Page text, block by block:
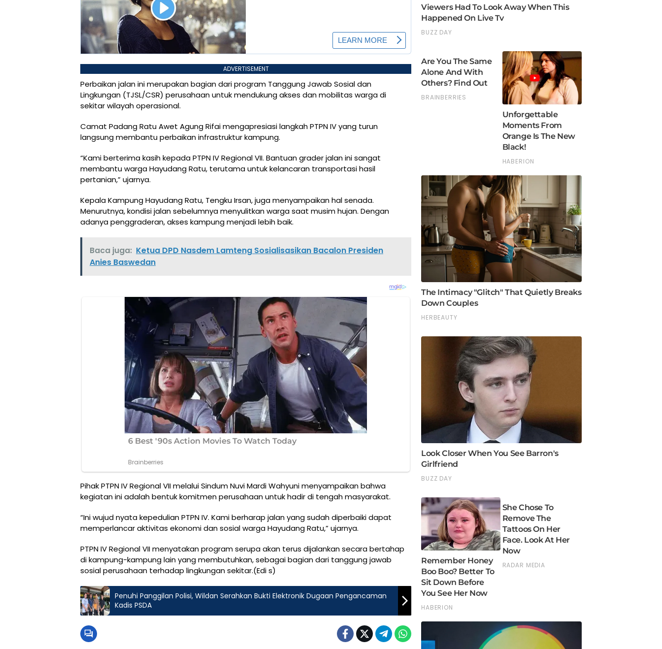
ADVERTISEMENT
Perbaikan jalan ini merupakan bagian dari program Tanggung Jawab Sosial dan
Lingkungan (TJSL/CSR) perusahaan untuk mendukung akses dan mobilitas warga di
sekitar wilayah operasional.
Camat Padang Ratu Awet Agung Rifai mengapresiasi langkah PTPN IV yang turun
langsung membantu perbaikan infrastruktur kampung.
“Kami berterima kasih kepada PTPN IV Regional VII. Bantuan grader jalan ini sangat
membantu warga Hayudang Ratu, terutama untuk kelancaran transportasi hasil
pertanian,” ujarnya.
Kepala Kampung Hayudang Ratu, Tengku Irsan, juga menyampaikan hal senada.
Menurutnya, kondisi jalan sebelumnya menyulitkan warga saat musim hujan. Dengan
adanya penggraderan, akses kampung menjadi lebih baik.
Baca juga: Ketua DPD Nasdem Lamteng Sosialisasikan Bacalon Presiden
Anies Baswedan
Pihak PTPN IV Regional VII melalui Sindum Nuvi Mardi Wahyuni menyampaikan bahwa
kegiatan ini adalah bentuk komitmen perusahaan untuk hadir di tengah masyarakat.
“Ini wujud nyata kepedulian PTPN IV. Kami berharap jalan yang sudah diperbaiki dapat
memperlancar aktivitas ekonomi dan sosial warga Hayudang Ratu,” ujarnya.
PTPN IV Regional VII menyatakan program serupa akan terus dijalankan secara bertahap
di kampung-kampung lain yang membutuhkan, sebagai bagian dari tanggung jawab
sosial perusahaan terhadap lingkungan sekitar.(Edi s)
Penuhi Panggilan Polisi, Wildan Serahkan Bukti Elektronik Dugaan Pengancaman
Kadis PSDA